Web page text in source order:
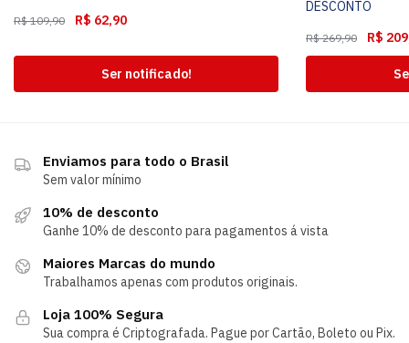
R$109,90 R$ 62,90
Ser notificado!
DESCONTO
R$269,90 R$
Enviamos para todo o Brasil
Sem valor mínimo
10% de desconto
Ganhe 10% de desconto para pagamentos á vista
Maiores Marcas do mundo
Trabalhamos apenas com produtos originais.
Loja 100% Segura
Sua compra é Criptografada. Pague por Cartão, Boleto ou Pix.